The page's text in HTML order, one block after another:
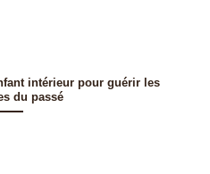
intérieur pour guérir les
du passé